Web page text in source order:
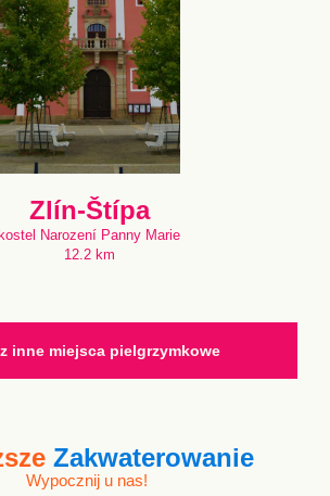
Zlín-Štípa
kostel Narození Panny Marie
12.2 km
inne miejsca pielgrzymkowe
Zakwaterowanie
Wypocznij u nas!